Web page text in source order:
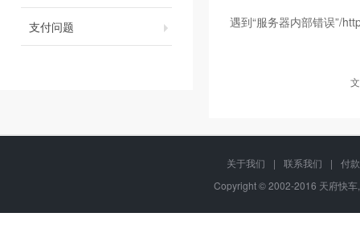
支付问题 遇到“服务器内部错误”/
关于我们 | 联系我们 |
付
Copyright © 2002-2016 天府快